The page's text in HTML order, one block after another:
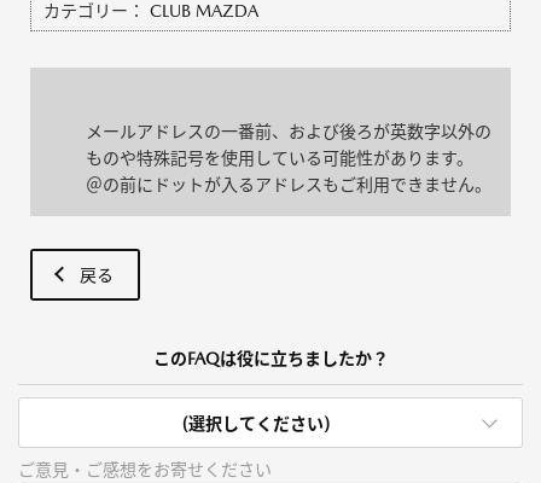
カテゴリー： CLUB MAZDA
メールアドレスの一番前、および後ろが英数字以外の
ものや特殊記号を使用している可能性があります。
＠の前にドットが入るアドレスもご利用できません。
戻る
このFAQは役に立ちましたか？
(選択してください)
ご意見・ご感想をお寄せください